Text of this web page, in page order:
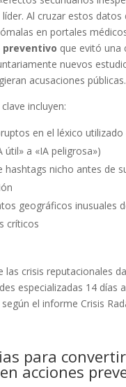
Al cruzar estos datos
en portales
que evitó una
nuevos
acusaciones públicas.
incluyen:
en el léxico utilizado
útil» a «IA peligrosa»)
hashtags nicho antes de
geográficos inusuales
críticos
las crisis reputacionales
especializadas 14 días
el informe Crisis
para convertir
acciones